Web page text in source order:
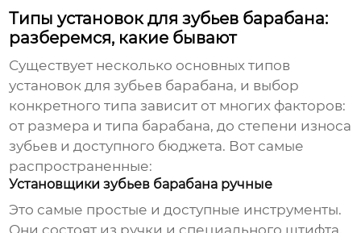
Типы установок для зубьев барабана:
разберемся, какие бывают
Существует несколько основных типов
установок для зубьев барабана, и выбор
конкретного типа зависит от многих факторов:
от размера и типа барабана, до степени износа
зубьев и доступного бюджета. Вот самые
распространенные:
Установщики зубьев барабана ручные
Это самые простые и доступные инструменты.